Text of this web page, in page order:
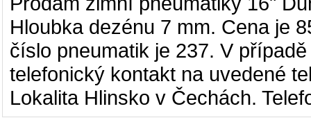
Hloubka dezénu 7 mm. Cena je
číslo pneumatik je 237. V
telefonický kontakt na uvedené
Lokalita Hlinsko v Čechách.